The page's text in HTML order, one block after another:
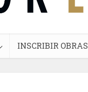
INSCRIBIR OBRAS